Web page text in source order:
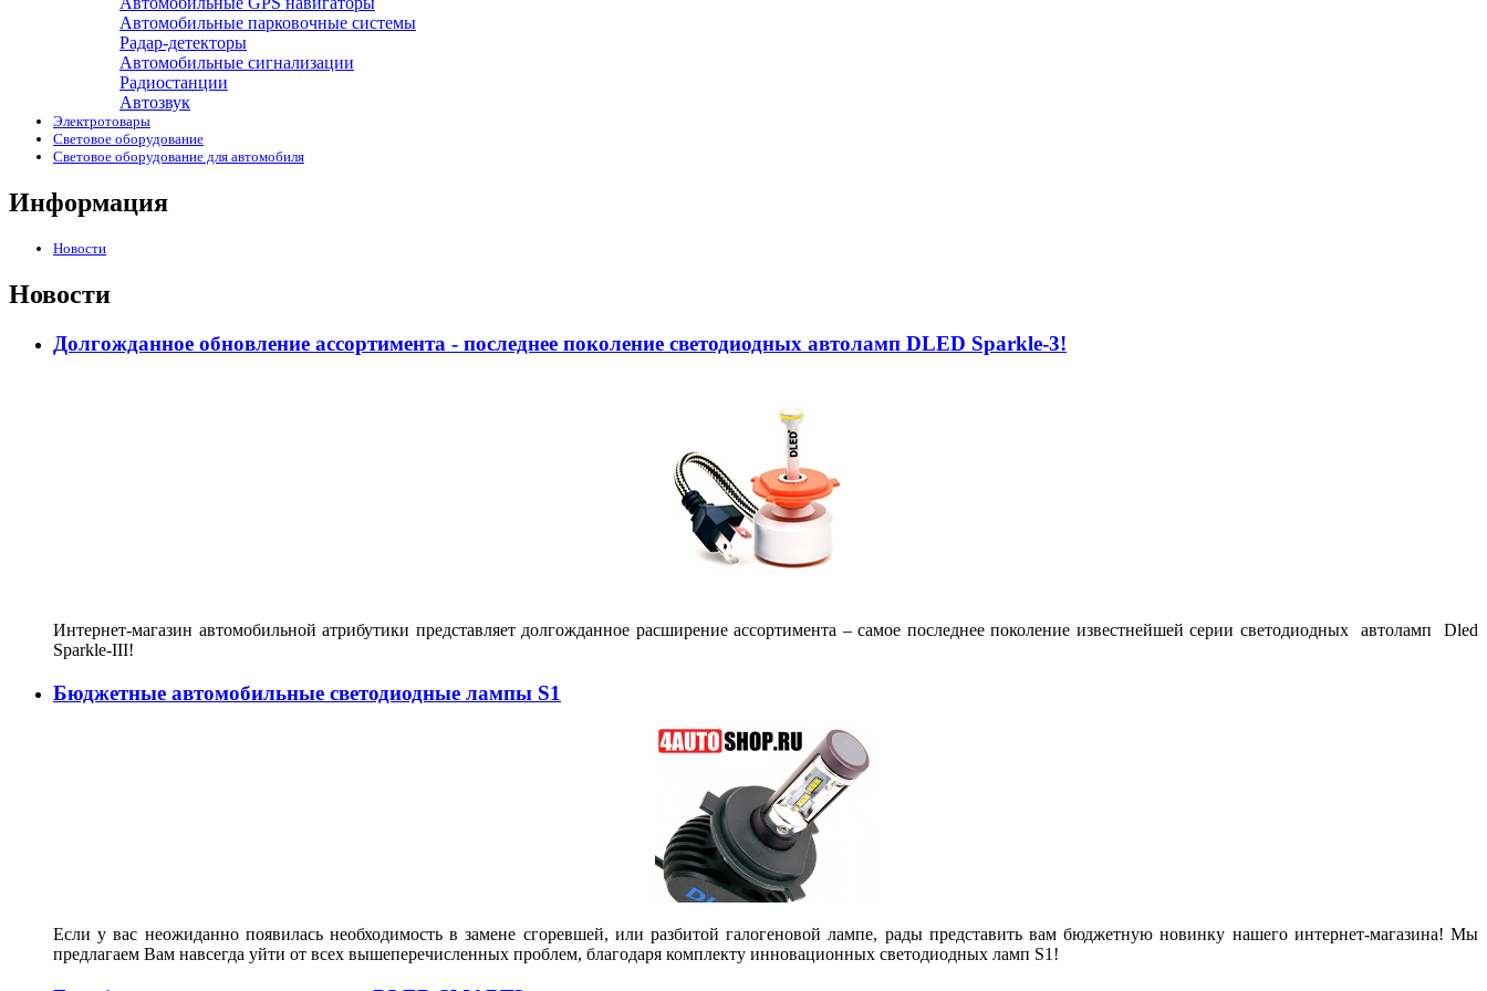
Автомобильные парковочные системы
Радар-детекторы
Автомобильные сигнализации
Радиостанции
Автозвук
Электротовары
Световое оборудование
Световое оборудование для автомобиля
Информация
Новости
Новости
Долгожданное обновление ассортимента - последнее поколение светодиодных автоламп DLED Sparkle-3!
Интернет-магазин автомобильной атрибутики представляет долгожданное расширение ассортимента – самое последнее поколение известнейшей серии светодиодных автоламп Dled
Sparkle-III!
Бюджетные автомобильные светодиодные лампы S1
Если у вас неожиданно появилась необходимость в замене сгоревшей, или разбитой галогеновой лампе, рады представить вам бюджетную новинку нашего интернет-магазина! Мы
предлагаем Вам навсегда уйти от всех вышеперечисленных проблем, благодаря комплекту инновационных светодиодных ламп S1!